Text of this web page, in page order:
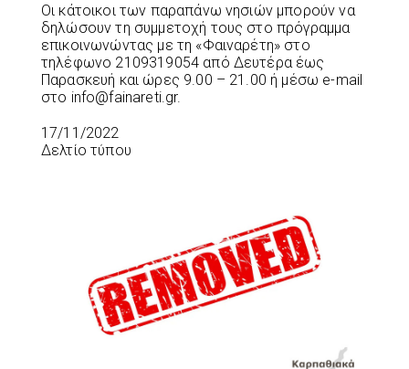
Οι κάτοικοι των παραπάνω νησιών μπορούν να
δηλώσουν τη συμμετοχή τους στο πρόγραμμα
επικοινωνώντας με τη «Φαιναρέτη» στο
τηλέφωνο 2109319054 από Δευτέρα έως
Παρασκευή και ώρες 9.00 – 21.00 ή μέσω e-mail
στο info@fainareti.gr.
17/11/2022
Δελτίο τύπου